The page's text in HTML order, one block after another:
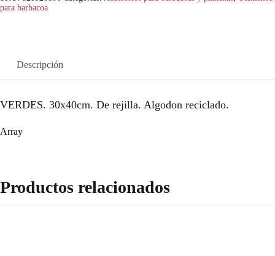
para barbacoa
Descripción
VERDES. 30x40cm. De rejilla. Algodon reciclado.
Array
Productos relacionados